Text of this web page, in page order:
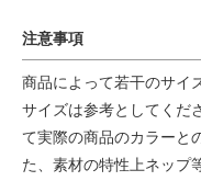
注意事項
商品によって若干のサイ
サイズは参考としてくだ
て実際の商品のカラーと
た、素材の特性上ネップ